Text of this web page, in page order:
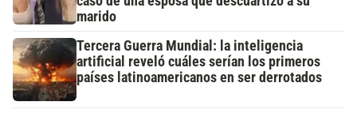
marido
Tercera Guerra Mundial: la inteligencia
artificial reveló cuáles serían los primeros
países latinoamericanos en ser derrotados